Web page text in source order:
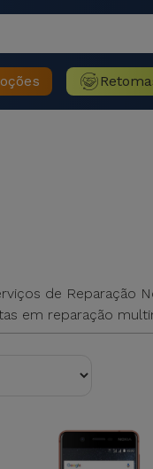
de Reparação
em reparação